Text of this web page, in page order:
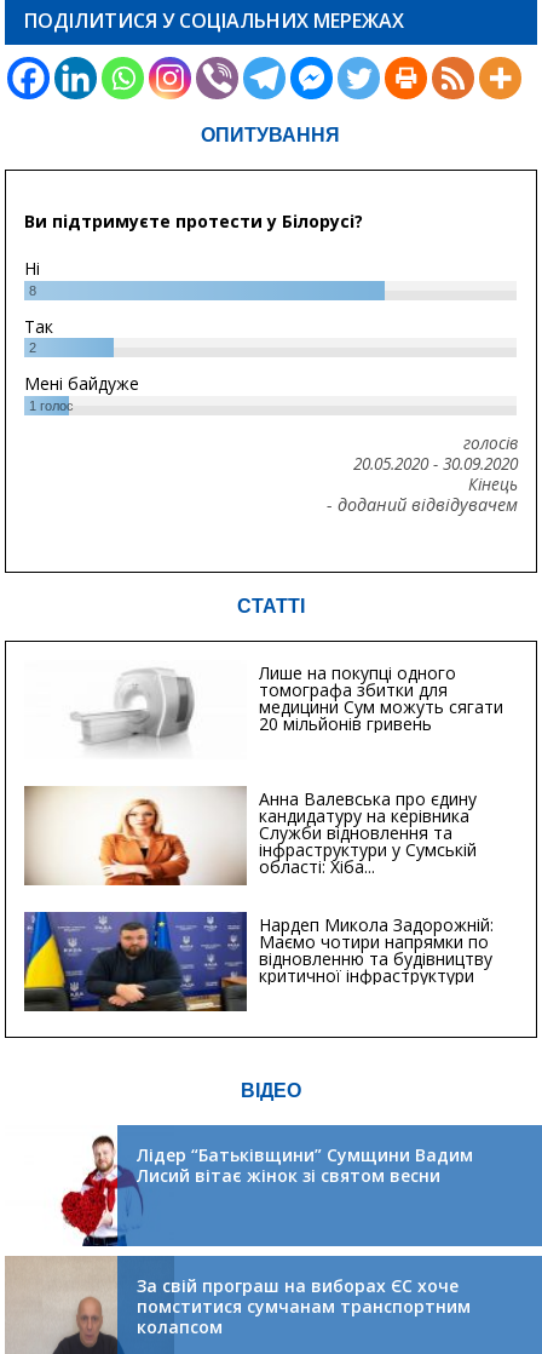
ПОДІЛИТИСЯ У СОЦІАЛЬНИХ МЕРЕЖАХ
ОПИТУВАННЯ
Ви підтримуєте протести у Білорусі?
Ні
8
Так
2
Мені байдуже
1 голос
голосів
20.05.2020- 30.09.2020
Кінець
- доданий відвідувачем
СТАТТІ
Лише на покупці одного
томографа збитки для
медицини Сум можуть сягати
20 мільйонів гривень
Анна Валевська про єдину
кандидатуру на керівника
Служби відновлення та
інфраструктури у Сумській
області: Хіба...
Нардеп Микола Задорожній:
Маємо чотири напрямки по
відновленню та будівництву
критичної інфраструктури
ВІДЕО
Лідер “Батьківщини” Сумщини Вадим
Лисий вітає жінок зі святом весни
За свій програш на виборах ЄС хоче
помститися сумчанам транспортним
колапсом